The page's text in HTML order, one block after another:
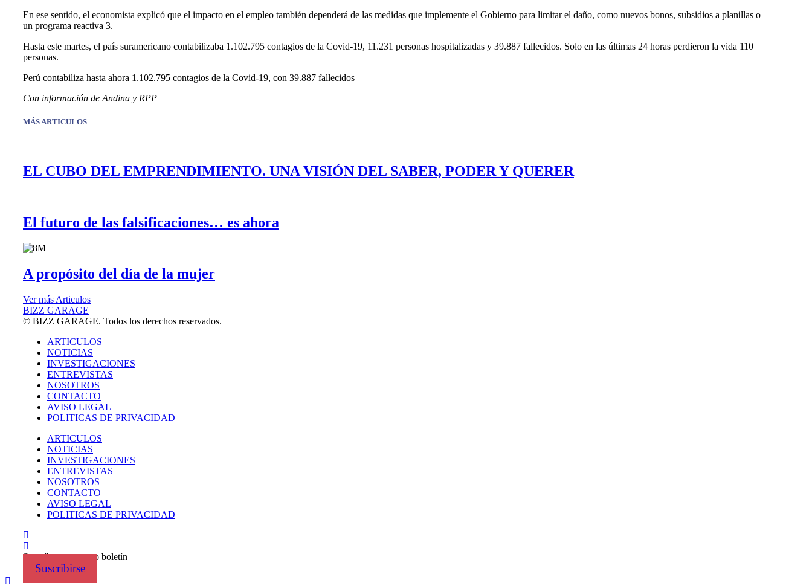
En ese sentido, el economista explicó que el impacto en el empleo también dependerá de las medidas que implemente el Gobierno para limitar el daño, como nuevos bonos, subsidios a planillas o
un programa reactiva 3.
Hasta este martes, el país suramericano contabilizaba 1.102.795 contagios de la Covid-19, 11.231 personas hospitalizadas y 39.887 fallecidos. Solo en las últimas 24 horas perdieron la vida 110
personas.
Perú contabiliza hasta ahora 1.102.795 contagios de la Covid-19, con 39.887 fallecidos
Con información de Andina y RPP
MÁS ARTICULOS
EL CUBO DEL EMPRENDIMIENTO. UNA VISIÓN DEL SABER, PODER Y QUERER
El futuro de las falsificaciones… es ahora
A propósito del día de la mujer
Ver más Articulos
BIZZ GARAGE
© BIZZ GARAGE. Todos los derechos reservados.
ARTICULOS
NOTICIAS
INVESTIGACIONES
ENTREVISTAS
NOSOTROS
CONTACTO
AVISO LEGAL
POLITICAS DE PRIVACIDAD
ARTICULOS
NOTICIAS
INVESTIGACIONES
ENTREVISTAS
NOSOTROS
CONTACTO
AVISO LEGAL
POLITICAS DE PRIVACIDAD
Suscríbete a nuestro boletín
Suscribirse